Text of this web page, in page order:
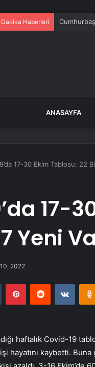
Dakika Haberleri Ece
ANASAYFA
17-30 Ekim Tablosu: 22
17-
Yeni
10, 2022
Tumblr PinterestReddit
haftalık Covid-19
hayatını kaybetti.